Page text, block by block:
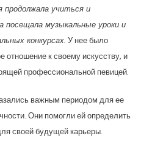
продолжала учиться и
посещала музыкальные уроки и
конкурсах. У нее было
отношение к своему искусству, и
профессиональной певицей.
важным периодом для ее
Они помогли ей определить
своей будущей карьеры.